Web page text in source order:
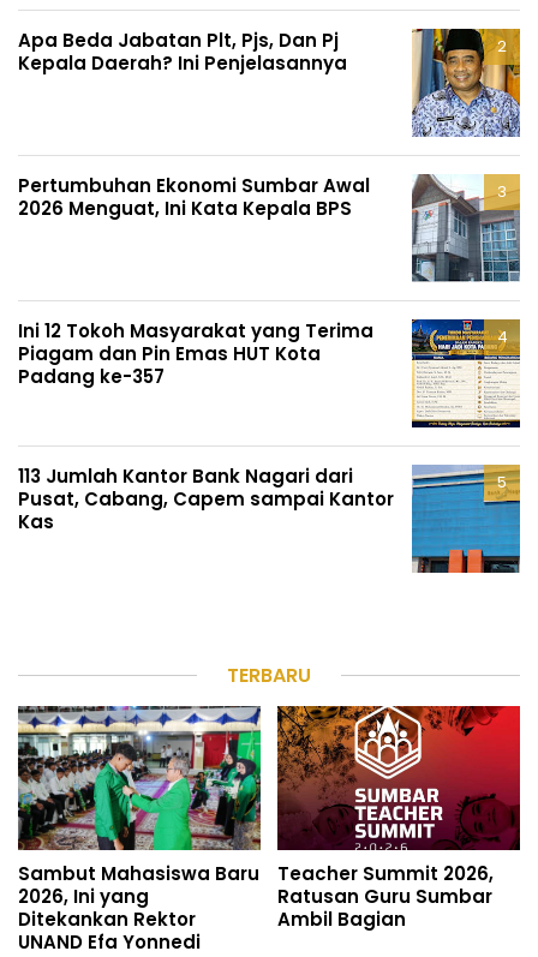
Apa Beda Jabatan Plt, Pjs, Dan Pj
Kepala Daerah? Ini Penjelasannya
Pertumbuhan Ekonomi Sumbar Awal
2026 Menguat, Ini Kata Kepala BPS
Ini 12 Tokoh Masyarakat yang Terima
Piagam dan Pin Emas HUT Kota
Padang ke-357
113 Jumlah Kantor Bank Nagari dari
Pusat, Cabang, Capem sampai Kantor
Kas
TERBARU
Sambut Mahasiswa Baru
2026, Ini yang
Ditekankan Rektor
UNAND Efa Yonnedi
Teacher Summit 2026,
Ratusan Guru Sumbar
Ambil Bagian